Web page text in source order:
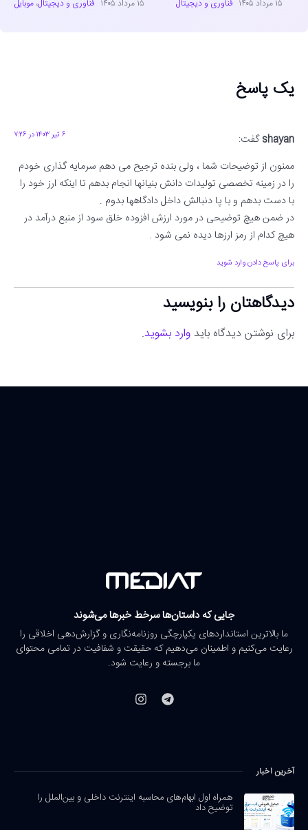
۱۵ مرداد ۱۴۰۵ فناوری و دیجیتال ۱۵ مرداد ۱۴۰۵ فناوری و دیجیتال،موبایل
یک پاسخ
shayan گفت: ۶ تیر ۱۴۰۳ در ۷:۲۶
ممنون از توضیحات شما ، ولی بنده ترجیح می دهم سرمایه گذاری خودم
را در زمینه تخصصی تولیدات دانش بنیانها انجام بدهم تا اینکه ارز خود را
با دست بدهم و با پا دنبالش داخل دادگاهها بدوم .
در ضمن هیچ توضیحی در مورد ارزش افزوده خلق سود از منبع درآمد در
هیچ کدام از رمز ارزها دیده نمی شود .
برای پاسخ دادن وارد شوید
دیدگاهتان را بنویسید
برای نوشتن دیدگاه باید وارد بشوید.
جایی که داستان‌ها سرخط خبرها می‌شوند
ما بالاترین استانداردهای یکپارچگی روزنامه‌نگاری و گزارش‌دهی اخلاقی را
رعایت می‌کنیم و اطمینان می‌دهیم که حقیقت و شفافیت در تمامی محتوای
ما برجسته و رعایت شود.
آخرین اخبار
همراه اول ابهام‌های محاسبه اینترنت داخلی و بین‌الملل را
توضیح داد